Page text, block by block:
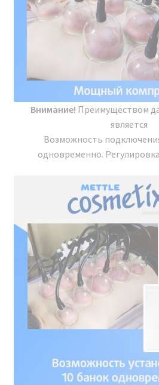
Мы официальный
завода по
Аппарат BIO
ряд 2024
Мы являемся официальным
производящего
территории Российской
осуществляет прямые поставки
обслуживание на всем
срока и после него.
Каждый владелец аппарата
Модельный ряд 2024 г. получает
документов. Предоставляется
консультация по всей
штате компании работают
консультанты, врачи-
предоставить
и после покупки, а также полное
консультационное
Внимание! Преимуществом
является
Возможность
одновременно.